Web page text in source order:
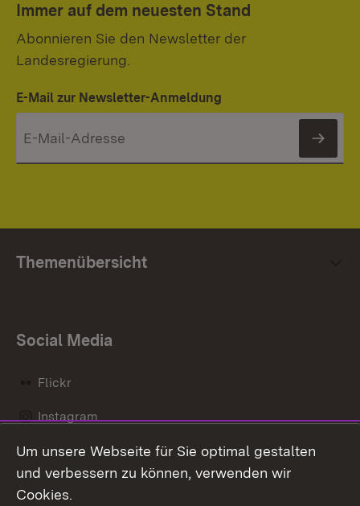
Immer auf dem neuesten Stand
Abonnieren Sie den Newsletter der
Landesregierung.
E-Mail zur Newsletter-Anmeldung
Themenübersicht
Social Media
Flickr
Instagram
Social Wall
Um unsere Webseite für Sie optimal gestalten
und verbessern zu können, verwenden wir
Cookies.